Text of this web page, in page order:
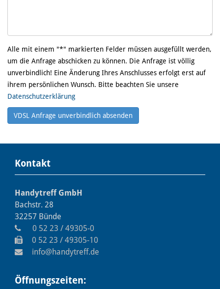
Alle mit einem "*" markierten Felder müssen ausgefüllt werden,
um die Anfrage abschicken zu können. Die Anfrage ist völlig
unverbindlich! Eine Änderung Ihres Anschlusses erfolgt erst auf
ihrem persönlichen Wunsch. Bitte beachten Sie unsere
Datenschutzerklärung
Bitte nicht ausfüllen
VDSL Anfrage unverbindlich absenden
Kontakt
Handytreff GmbH
Bachstr. 28
32257 Bünde
0 52 23 / 49305-0
0 52 23 / 49305-10
info@handytreff.de
Öffnungszeiten: